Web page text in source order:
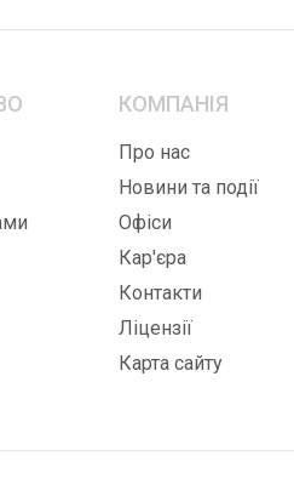
КОМПАНІЯ
Про нас
Новини та події
Офіси
Кар'єра
Контакти
Ліцензії
Карта сайту